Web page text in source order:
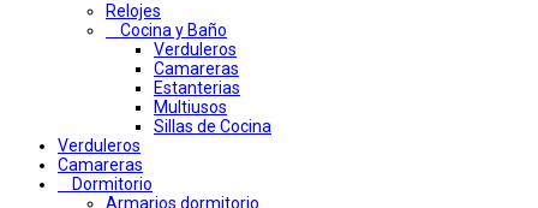
Relojes
Cocina y Baño
Verduleros
Camareras
Estanterias
Multiusos
Sillas de Cocina
Verduleros
Camareras
Dormitorio
Armarios dormitorio